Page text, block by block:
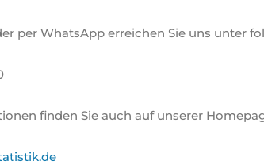
per WhatsApp erreichen Sie uns unter
finden Sie auch auf unserer